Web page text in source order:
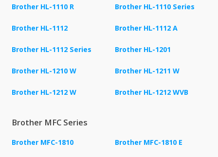
Brother HL-1110 R Brother HL-1110 Series
Brother HL-1112 Brother HL-1112 A
Brother HL-1112 Series Brother HL-1201
Brother HL-1210 W Brother HL-1211 W
Brother HL-1212 W Brother HL-1212 WVB
Brother MFC Series
Brother MFC-1810 Brother MFC-1810 E